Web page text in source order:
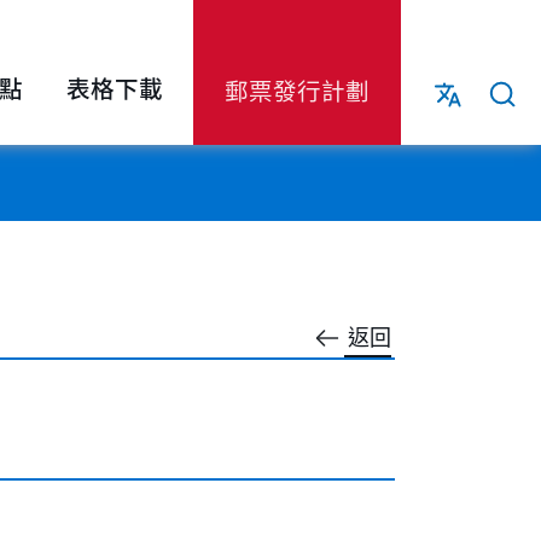
表格下載 郵票發行計劃
返回